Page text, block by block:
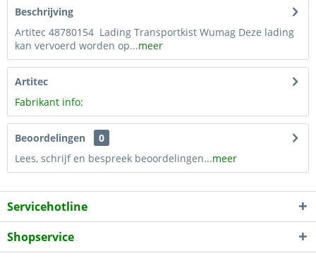
Beschrijving
Artitec 48780154 Lading Transportkist Wumag Deze lading
kan vervoerd worden op...meer
Artitec
Fabrikant info:
Beoordelingen
0
Lees, schrijf en bespreek beoordelingen...meer
Servicehotline
Shopservice